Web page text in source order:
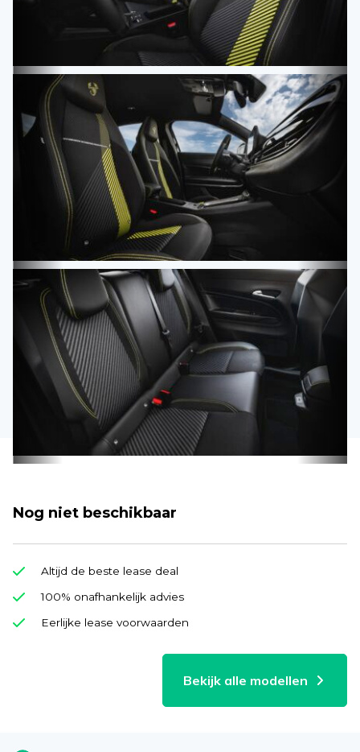
Nog niet beschikbaar
Bekijk alle modellen
Altijd de beste lease deal
100% onafhankelijk advies
Eerlijke lease voorwaarden